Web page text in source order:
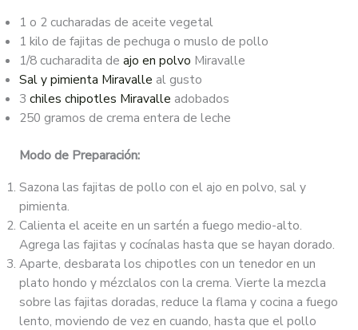
1 o 2 cucharadas de aceite vegetal
1 kilo de fajitas de pechuga o muslo de pollo
1/8 cucharadita de ajo en polvo Miravalle
Sal y pimienta Miravalle al gusto
3 chiles chipotles Miravalle adobados
250 gramos de crema entera de leche
Modo de Preparación:
Sazona las fajitas de pollo con el ajo en polvo, sal y
pimienta.
Calienta el aceite en un sartén a fuego medio-alto.
Agrega las fajitas y cocínalas hasta que se hayan dorado.
Aparte, desbarata los chipotles con un tenedor en un
plato hondo y mézclalos con la crema. Vierte la mezcla
sobre las fajitas doradas, reduce la flama y cocina a fuego
lento, moviendo de vez en cuando, hasta que el pollo